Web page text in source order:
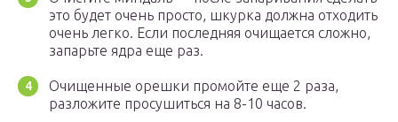
это будет очень просто, шкурка должна отходить
очень легко. Если последняя очищается сложно,
запарьте ядра еще раз.
Очищенные орешки промойте еще 2 раза,
разложите просушиться на 8-10 часов.